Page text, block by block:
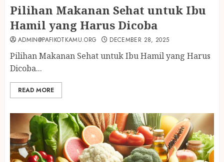
Pilihan Makanan Sehat untuk Ibu
Hamil yang Harus Dicoba
ADMIN@PAFIKOTKAMU.ORG DECEMBER 28, 2025
Pilihan Makanan Sehat untuk Ibu Hamil yang Harus
Dicoba...
READ MORE